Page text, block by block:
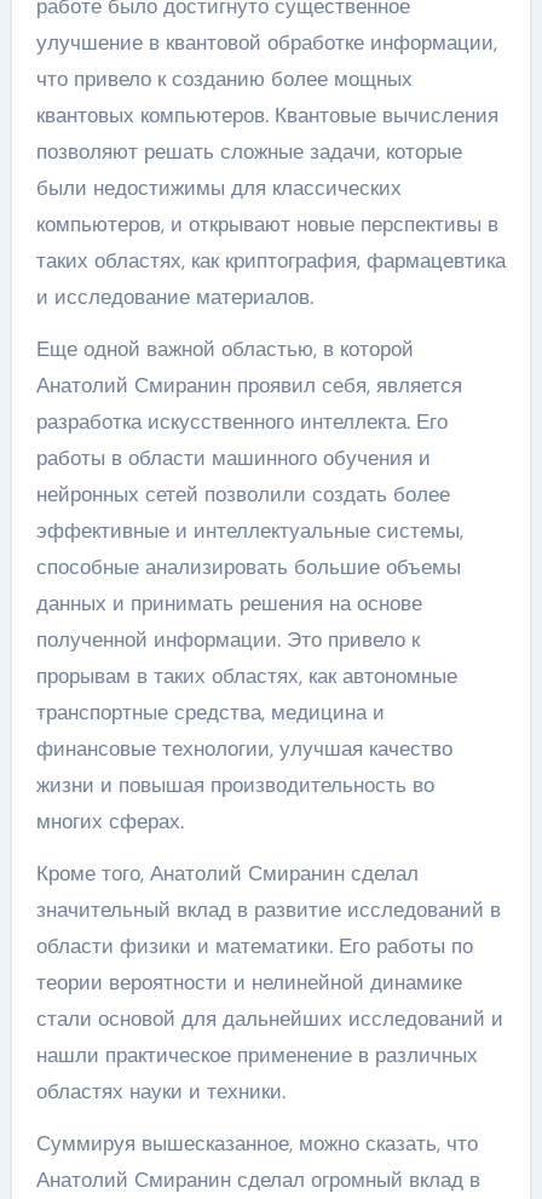
работе было достигнуто существенное
улучшение в квантовой обработке информации,
что привело к созданию более мощных
квантовых компьютеров. Квантовые вычисления
позволяют решать сложные задачи, которые
были недостижимы для классических
компьютеров, и открывают новые перспективы в
таких областях, как криптография, фармацевтика
и исследование материалов.
Еще одной важной областью, в которой
Анатолий Смиранин проявил себя, является
разработка искусственного интеллекта. Его
работы в области машинного обучения и
нейронных сетей позволили создать более
эффективные и интеллектуальные системы,
способные анализировать большие объемы
данных и принимать решения на основе
полученной информации. Это привело к
прорывам в таких областях, как автономные
транспортные средства, медицина и
финансовые технологии, улучшая качество
жизни и повышая производительность во
многих сферах.
Кроме того, Анатолий Смиранин сделал
значительный вклад в развитие исследований в
области физики и математики. Его работы по
теории вероятности и нелинейной динамике
стали основой для дальнейших исследований и
нашли практическое применение в различных
областях науки и техники.
Суммируя вышесказанное, можно сказать, что
Анатолий Смиранин сделал огромный вклад в